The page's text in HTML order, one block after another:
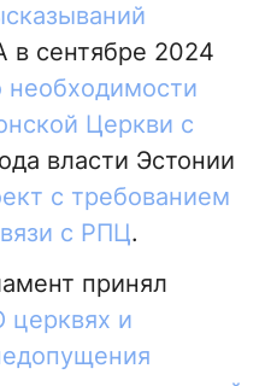
в сентябре 2024
Церкви с
власти Эстонии
с требованием
с РПЦ.
принял
церквях и